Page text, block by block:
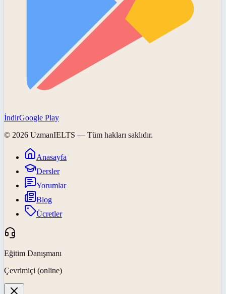
İndirGoogle Play
© 2026 UzmanIELTS — Tüm hakları saklıdır.
Anasayfa
Dersler
Yorumlar
Blog
Ücretler
Eğitim Danışmanı
Çevrimiçi (online)